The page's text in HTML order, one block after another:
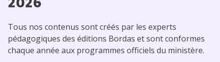
2026
Tous nos contenus sont créés par les experts
pédagogiques des éditions Bordas et sont conformes
chaque année aux programmes officiels du ministère.